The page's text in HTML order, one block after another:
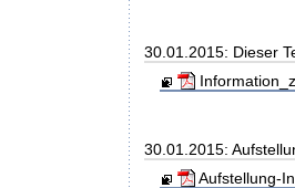
30.01.2015: Dieser
30.01.2015:
Aufstellung-